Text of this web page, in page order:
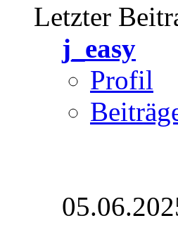
Letzter
j_easy
Profil